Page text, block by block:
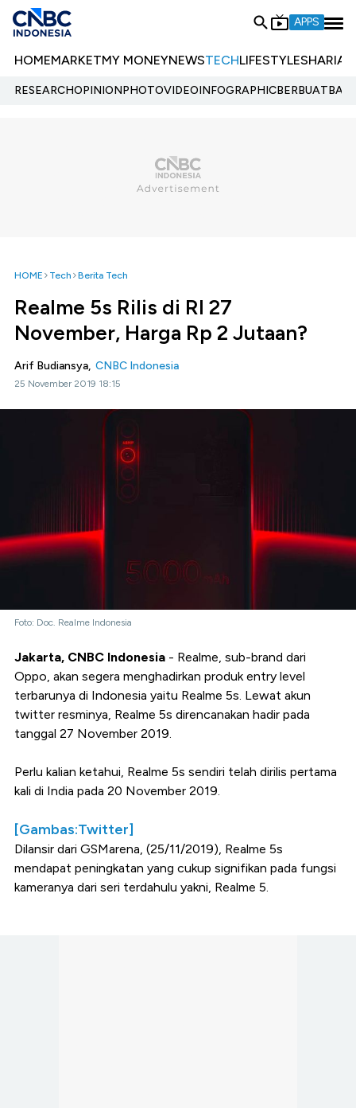
APPS
HOMEMARKETMY MONEYNEWSTECHLIFESTYLESHARIA
RESEARCHOPINIONPHOTOVIDEOINFOGRAPHIC
HOME Tech Berita Tech
Realme 5s Rilis di RI 27
November, Harga Rp 2 Jutaan?
Arif Budiansya, CNBC Indonesia
25 November 2019 18:15
Foto: Doc. Realme Indonesia
Jakarta, CNBC Indonesia - Realme, sub-brand dari
Oppo, akan segera menghadirkan produk entry level
terbarunya di Indonesia yaitu Realme 5s. Lewat akun
twitter resminya, Realme 5s direncanakan hadir pada
tanggal 27 November 2019.
Perlu kalian ketahui, Realme 5s sendiri telah dirilis pertama
kali di India pada 20 November 2019.
[Gambas:Twitter]
Dilansir dari GSMarena, (25/11/2019), Realme 5s
mendapat peningkatan yang cukup signifikan pada fungsi
kameranya dari seri terdahulu yakni, Realme 5.